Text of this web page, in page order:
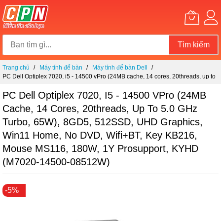
Tìm kiếm
Chuyển
đến
dung
Trang chủ Máy tính để bàn
Máy tính để bàn Dell
PC Dell Optiplex 7020, i5 - 14500 vPro (24MB cache, 14 cores, 20threads, up to
Wifi+BT, Key KB216, Mouse MS116, 180W, 1Y Prosupport, KYHD (M7020-
14500-08512W)
PC Dell Optiplex 7020, I5 - 14500 VPro (24MB
Cache, 14 Cores, 20threads, Up To 5.0 GHz
Turbo, 65W), 8GD5, 512SSD, UHD Graphics,
Win11 Home, No DVD, Wifi+BT, Key KB216,
Mouse MS116, 180W, 1Y Prosupport, KYHD
(M7020-14500-08512W)
Chuyển
đến
-5%